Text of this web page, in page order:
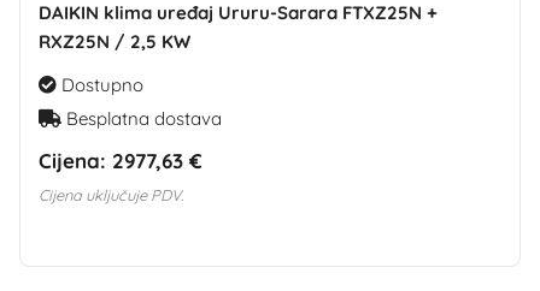
DAIKIN klima uređaj Ururu-Sarara FTXZ25N +
RXZ25N / 2,5 KW
Dostupno
Besplatna dostava
Cijena: 2977,63 €
Cijena uključuje PDV.